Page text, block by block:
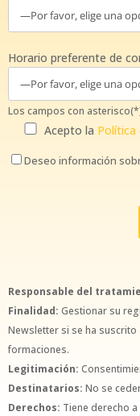
Horario preferente de
Los campos con
Acepto la Política
Deseo información
Responsable del
Finalidad: Gestionar su
Newsletter si se ha
formaciones.
Legitimación:
Destinatarios: No se
Derechos: Tiene derecho